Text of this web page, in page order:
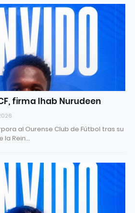
firma Ihab Nurudeen
al Ourense Club de Fútbol tras su
la Rein…